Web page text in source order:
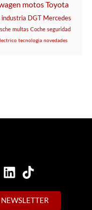
motosToyota
industria DGT Mercedes
multas Coche seguridad
tecnologia novedades